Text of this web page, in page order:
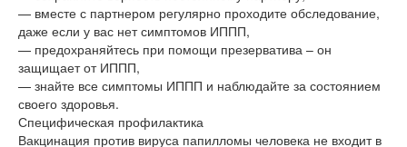
— вместе с партнером регулярно проходите обследование,
даже если у вас нет симптомов ИППП,
— предохраняйтесь при помощи презерватива – он
защищает от ИППП,
— знайте все симптомы ИППП и наблюдайте за состоянием
своего здоровья.
Специфическая профилактика
Вакцинация против вируса папилломы человека не входит в